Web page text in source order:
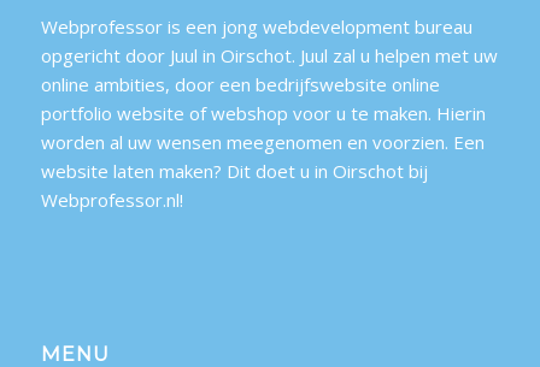
Webprofessor is een jong webdevelopment bureau
opgericht door Juul in Oirschot. Juul zal u helpen met uw
online ambities, door een bedrijfswebsite online
portfolio website of webshop voor u te maken. Hierin
worden al uw wensen meegenomen en voorzien. Een
website laten maken? Dit doet u in Oirschot bij
Webprofessor.nl!
MENU